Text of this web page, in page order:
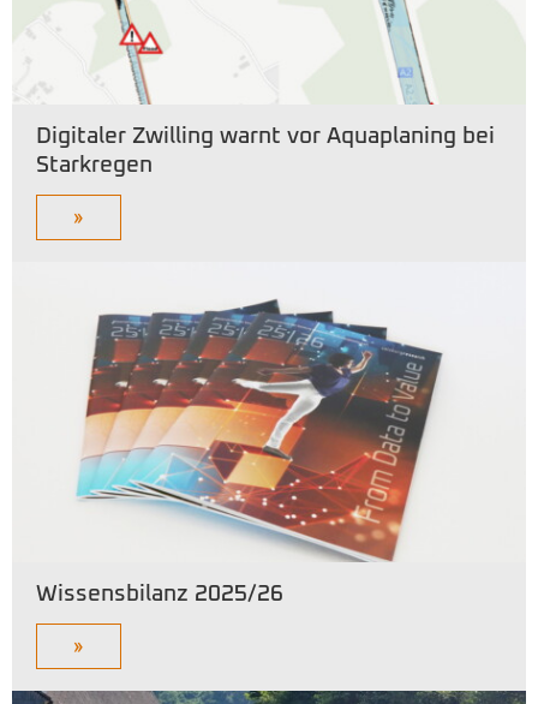
Digitaler Zwilling warnt vor Aquaplaning bei
Starkregen
»
Wissensbilanz 2025/26
»